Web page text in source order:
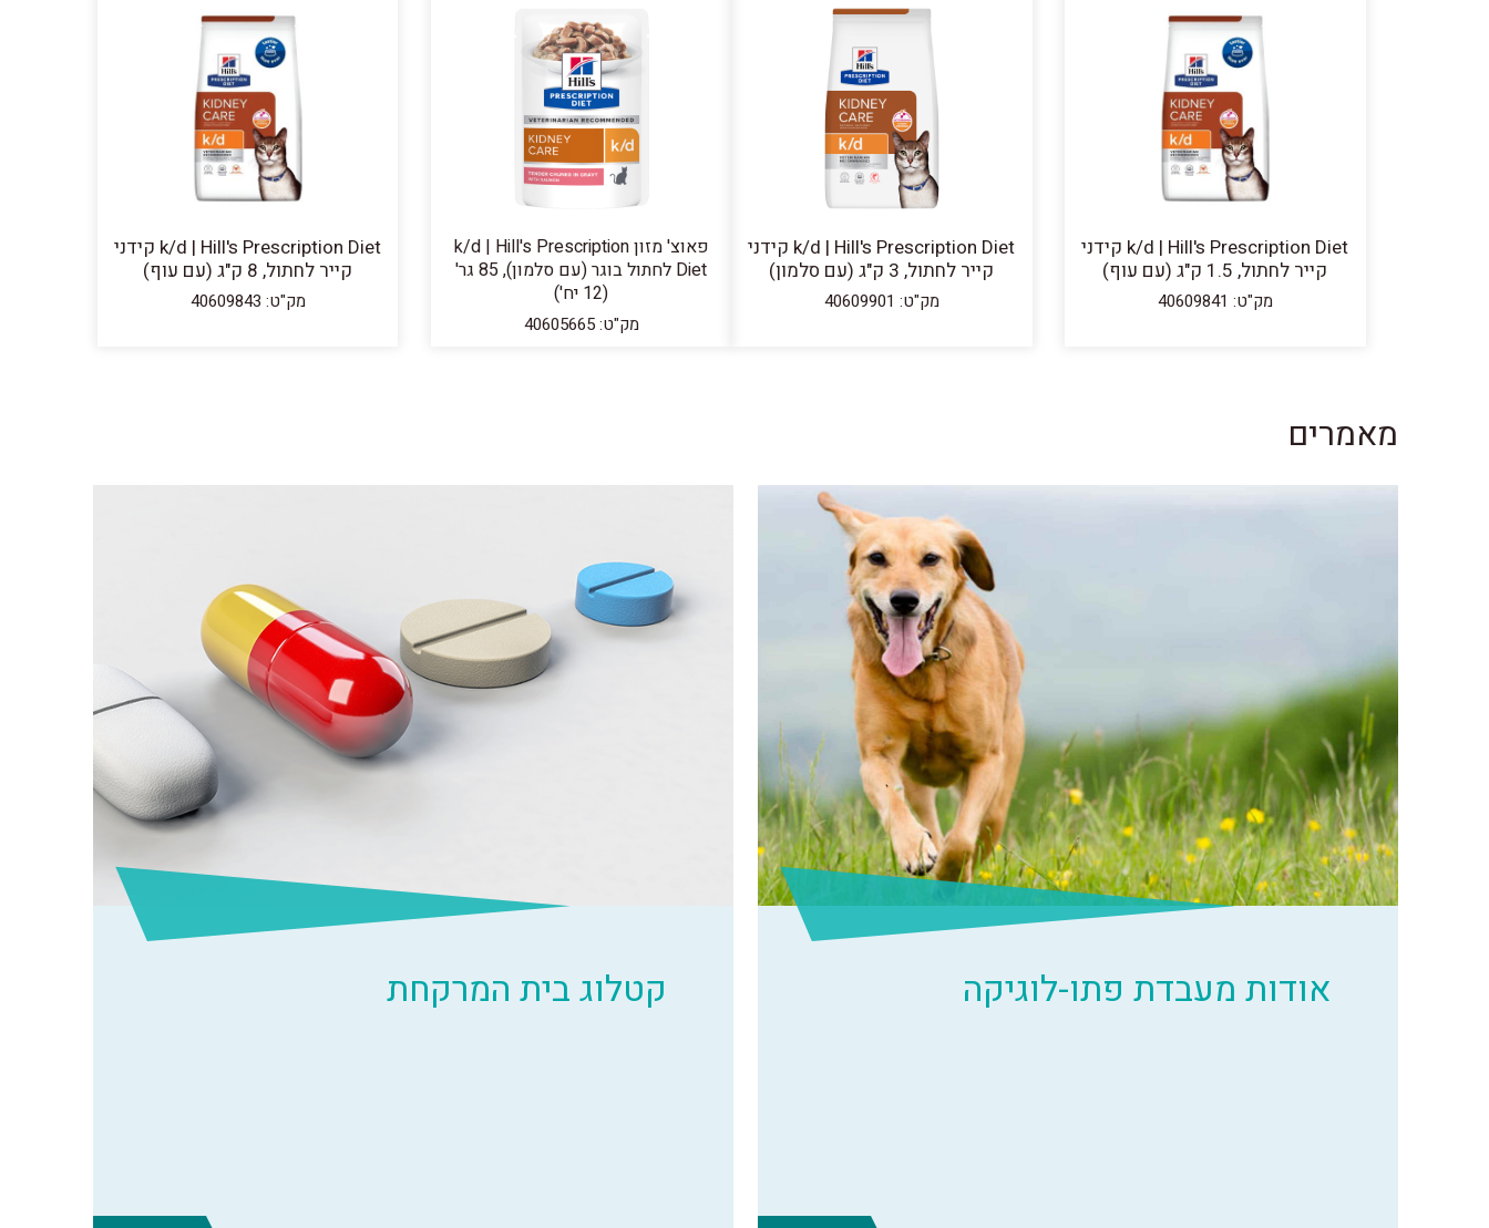
פאוצ' מזון k/d | Hill's Prescription
Diet לחתול בוגר (עם סלמון), 85 גר'
(12 יח')
מק"ט: 40605665
k/d | Hill's Prescription Diet קידני
קייר לחתול, 3 ק"ג (עם סלמון)
מק"ט: 40609901
k/d | Hill's Prescription Diet קידני
קייר לחתול, 1.5 ק"ג (עם עוף)
מק"ט: 40609841
k/d | Hill's Prescription Diet קידני
קייר לחתול, 8 ק"ג (עם עוף)
מק"ט: 40609843
מאמרים
אודות מעבדת פתו-לוגיקה קטלוג בית המרקחת